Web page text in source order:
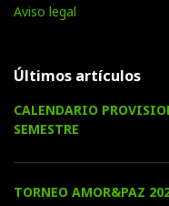
Aviso legal
Últimos artículos
CALENDARIO
SEMESTRE
TORNEO AMOR&PAZ